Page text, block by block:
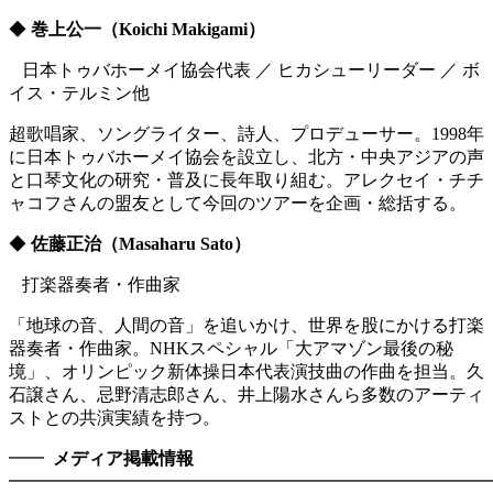
◆ 巻上公一（Koichi Makigami）
日本トゥバホーメイ協会代表 ／ ヒカシューリーダー ／ ボ
イス・テルミン他
超歌唱家、ソングライター、詩人、プロデューサー。1998年
に日本トゥバホーメイ協会を設立し、北方・中央アジアの声
と口琴文化の研究・普及に長年取り組む。アレクセイ・チチ
ャコフさんの盟友として今回のツアーを企画・総括する。
◆ 佐藤正治（Masaharu Sato）
打楽器奏者・作曲家
「地球の音、人間の音」を追いかけ、世界を股にかける打楽
器奏者・作曲家。NHKスペシャル「大アマゾン最後の秘
境」、オリンピック新体操日本代表演技曲の作曲を担当。久
石譲さん、忌野清志郎さん、井上陽水さんら多数のアーティ
ストとの共演実績を持つ。
━━
メディア掲載情報